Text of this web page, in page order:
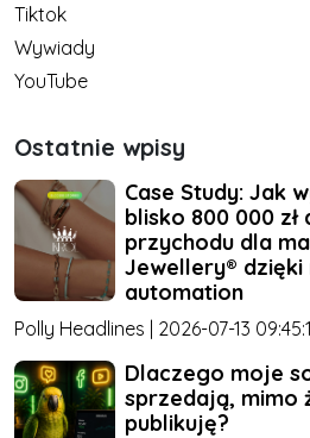
Tiktok
Wywiady
YouTube
Ostatnie wpisy
Case Study: Jak
blisko 800 000
przychodu dla
Jewellery®
automation
Polly Headlines | 2026-07-13
Dlaczego moje
sprzedają, mimo
publikuję?